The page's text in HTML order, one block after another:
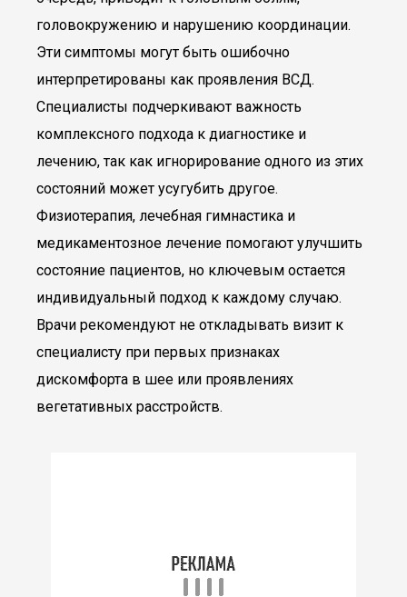
головокружению и нарушению координации.
Эти симптомы могут быть ошибочно
интерпретированы как проявления ВСД.
Специалисты подчеркивают важность
комплексного подхода к диагностике и
лечению, так как игнорирование одного из этих
состояний может усугубить другое.
Физиотерапия, лечебная гимнастика и
медикаментозное лечение помогают улучшить
состояние пациентов, но ключевым остается
индивидуальный подход к каждому случаю.
Врачи рекомендуют не откладывать визит к
специалисту при первых признаках
дискомфорта в шее или проявлениях
вегетативных расстройств.